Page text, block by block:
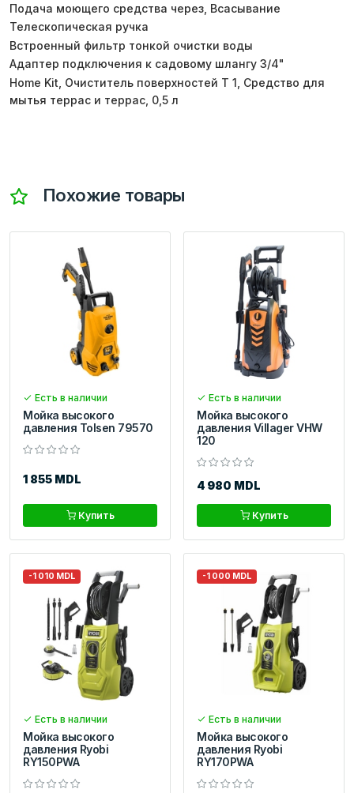
Подача моющего средства через, Всасывание
Телескопическая ручка
Встроенный фильтр тонкой очистки воды
Адаптер подключения к садовому шлангу 3/4"
Home Kit, Очиститель поверхностей T 1, Средство для
мытья террас и террас, 0,5 л
Похожие товары
Есть в наличии
Мойка высокого
давления Tolsen 79570
1 855 MDL
Купить
Есть в наличии
Мойка высокого
давления Villager VHW
120
4 980 MDL
Купить
-1 010 MDL
Есть в наличии
Мойка высокого
давления Ryobi
RY150PWA
-1 000 MDL
Есть в наличии
Мойка высокого
давления Ryobi
RY170PWA